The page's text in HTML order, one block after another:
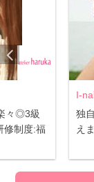
級
:福
I-nails 大
独自の
えます！